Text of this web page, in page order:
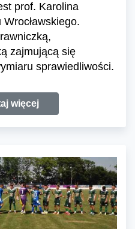
prof. Karolina
zajmującą się
sprawiedliwości.
więcej